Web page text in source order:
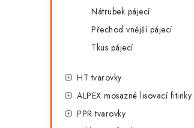
Nátrubek pájecí
Přechod vnější pájecí
Tkus pájecí
HT tvarovky
ALPEX mosazné lisovací fitinky
PPR tvarovky